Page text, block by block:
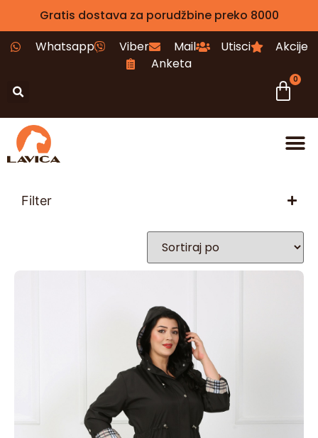
Gratis dostava za porudžbine preko 8000
Whatsapp
Viber Mail Utisci
Akcije
Anketa
0
Filter